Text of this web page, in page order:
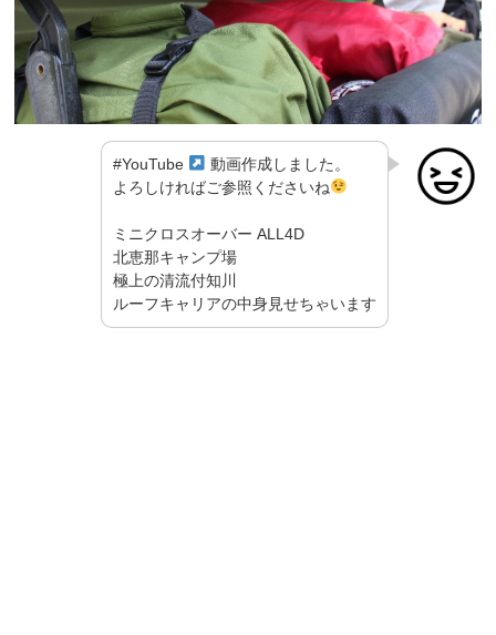
#YouTube
動画作成しました。
よろしければご参照くださいね
ミニクロスオーバー ALL4D
北恵那キャンプ場
極上の清流付知川
ルーフキャリアの中身見せちゃいます